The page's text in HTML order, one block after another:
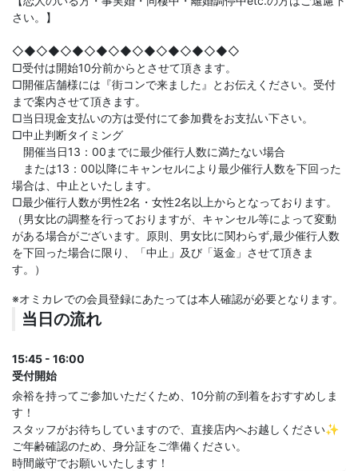
さい。】
◇◆◇◆◇◆◇◆◇◆◇◆◇◆◇◆◇◆◇
□受付は開始10分前からとさせて頂きます。
□開催店舗様には『街コンで来ました』とお伝えください。受付
まで案内させて頂きます。
□当日現金支払いの方は受付にて参加費をお支払い下さい。
□中止判断タイミング
開催当日13：00までに最少催行人数に満たない場合
または13：00以降にキャンセルにより最少催行人数を下回った
場合は、中止といたします。
□最少催行人数が男性2名・女性2名以上からとなっております。
（男女比の調整を行っておりますが、キャンセル等によって変動
がある場合がございます。原則、男女比に関わらず,最少催行人数
を下回った場合に限り、「中止」及び「返金」させて頂きま
す。）
※オミカレでの会員登録にあたっては本人確認が必要となります。
当日の流れ
15:45 - 16:00
受付開始
余裕を持ってご参加いただくため、10分前の到着をおすすめしま
す！
スタッフがお待ちしていますので、直接店内へお越しください✨
ご年齢確認のため、身分証をご準備ください。
時間厳守でお願いいたします！